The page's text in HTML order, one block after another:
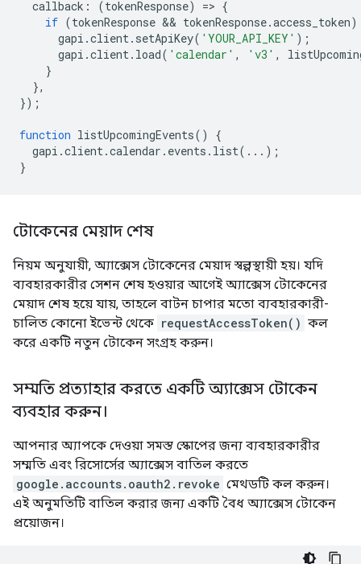
callback : (tokenResponse) => {
if (tokenResponse && tokenResponse.access_token)
gapi .client. setApiKey( 'YOUR_API_KEY' );
gapi .client. load( 'calendar' , 'v3' ,
}
},
});
function listUpcomingEvents()
{
gapi .client.calendar . events . list(...);
}
টোকেনের মেয়াদ শেষ
নিয়ম অনুযায়ী, অ্যাক্সেস টোকেনের মেয়াদ স্বল্পস্থায়ী হয়। যদি
ব্যবহারকারীর সেশন শেষ হওয়ার আগেই অ্যাক্সেস টোকেনের
মেয়াদ শেষ হয়ে যায়, তাহলে বাটন চাপার মতো ব্যবহারকারী-
চালিত কোনো ইভেন্ট থেকে requestAccessToken() কল
করে একটি নতুন টোকেন সংগ্রহ করুন।
সম্মতি প্রত্যাহার করতে একটি অ্যাক্সেস টোকেন
ব্যবহার করুন।
আপনার অ্যাপকে দেওয়া সমস্ত স্কোপের জন্য ব্যবহারকারীর
সম্মতি এবং রিসোর্সের অ্যাক্সেস বাতিল করতে
google.accounts.oauth2.revoke মেথডটি কল করুন।
এই অনুমতিটি বাতিল করার জন্য একটি বৈধ অ্যাক্সেস টোকেন
প্রয়োজন।